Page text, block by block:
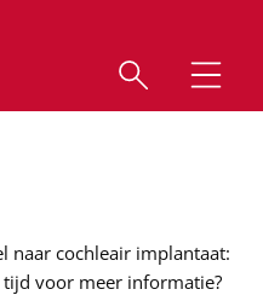
naar cochleair implantaat:
voor meer informatie?